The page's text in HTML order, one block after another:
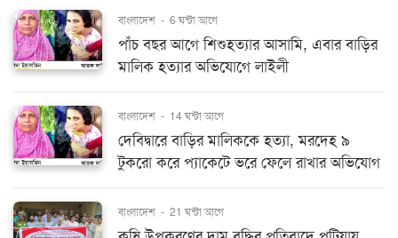
বাংলাদেশ - 6 ঘন্টা আগে
পাঁচ বছর আগে শিশুহত্যার আসামি, এবার বাড়ির
মালিক হত্যার অভিযোগে লাইলী
বাংলাদেশ - 14 ঘন্টা আগে
দেবিদ্বারে বাড়ির মালিককে হত্যা, মরদেহ ৯
টুকরো করে প্যাকেটে ভরে ফেলে রাখার অভিযোগ
বাংলাদেশ - 21 ঘন্টা আগে